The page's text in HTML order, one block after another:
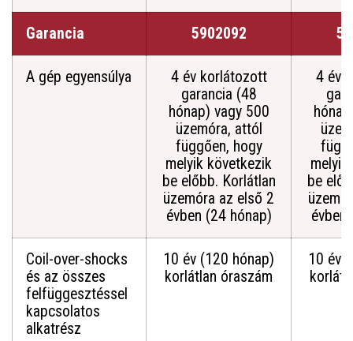
Garancia 5902092
A gép egyensúlya
4 év korlátozott
garancia (48
hónap) vagy 500
üzemóra, attól
függően, hogy
melyik következik
be előbb. Korlátlan
üzemóra az első 2
évben (24 hónap)
4 év
be
évben
Coil-over-shocks
és az összes
felfüggesztéssel
kapcsolatos
alkatrész
10 év (120 hónap)
korlátlan óraszám
10 év